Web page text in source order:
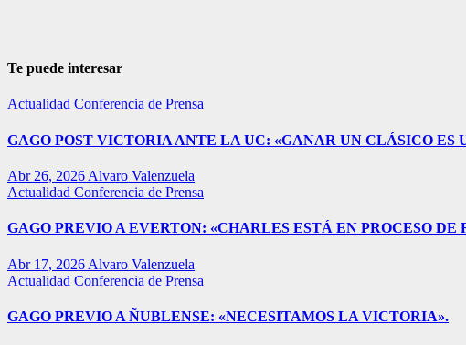
Te puede interesar
Actualidad Conferencia de Prensa
GAGO POST VICTORIA ANTE LA UC: «GANAR UN CLÁSICO ES
Abr 26, 2026 Alvaro Valenzuela
Actualidad Conferencia de Prensa
GAGO PREVIO A EVERTON: «CHARLES ESTÁ EN PROCESO DE
Abr 17, 2026 Alvaro Valenzuela
Actualidad Conferencia de Prensa
GAGO PREVIO A ÑUBLENSE: «NECESITAMOS LA VICTORIA».